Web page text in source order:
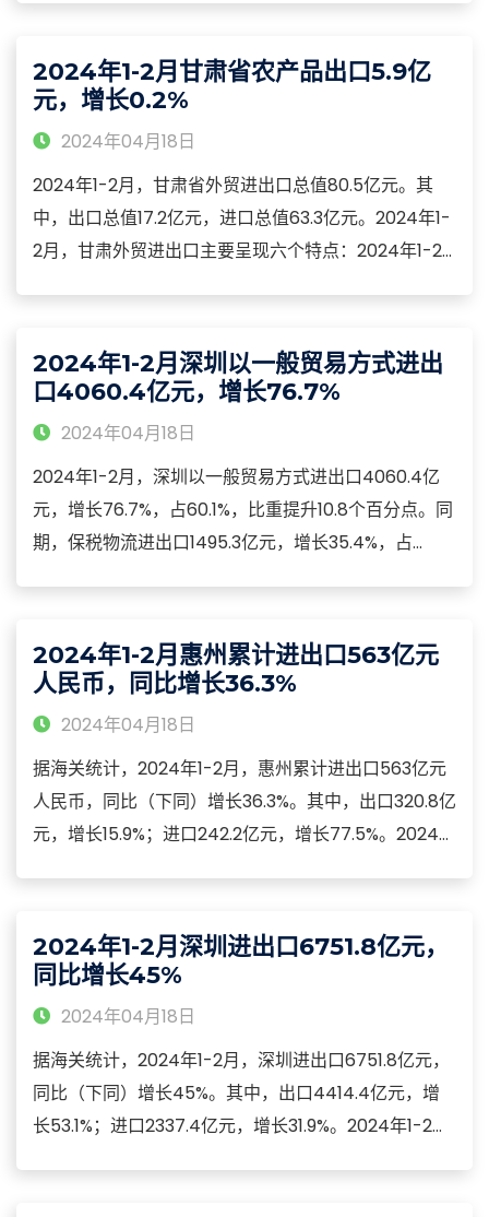
30.7%，占青海省进出口总值的42.1%。外商投资企业进
出口692.5万元，下降62.4%。
2024年1-2月甘肃省农产品出口5.9亿
元，增长0.2%
2024年04月18日
2024年1-2月，甘肃省外贸进出口总值80.5亿元。其
中，出口总值17.2亿元，进口总值63.3亿元。2024年1-
2月，甘肃外贸进出口主要呈现六个特点：2024年1-2
4.8个百分点。2024年1-2月，甘肃农产品出口5.9亿
元，增长0.2%。
2024年1-2月深圳以一般贸易方式进出
口4060.4亿元，增长76.7%
2024年04月18日
2024年1-2月，深圳以一般贸易方式进出口4060.4亿
元，增长76.7%，占60.1%，比重提升10.8个百分点。同
期，保税物流进出口1495.3亿元，增长35.4%，占
贸易伙伴，进出口1069.2亿元，增长58.1%，占15.8%。
2024年1-2月惠州累计进出口563亿元
人民币，同比增长36.3%
2024年04月18日
据海关统计，2024年1-2月，惠州累计进出口563亿元
人民币，同比（下同）增长36.3%。其中，出口320.8亿
元，增长15.9%；进口242.2亿元，增长77.5%。2024年
48.5%；民营企业进出口252.2亿元，增长85.7%，占比
上升11.9个百分点至44.8%。
2024年1-2月深圳进出口6751.8亿元，
同比增长45%
2024年04月18日
据海关统计，2024年1-2月，深圳进出口6751.8亿元，
同比（下同）增长45%。其中，出口4414.4亿元，增
长53.1%；进口2337.4亿元，增长31.9%。2024年1-2